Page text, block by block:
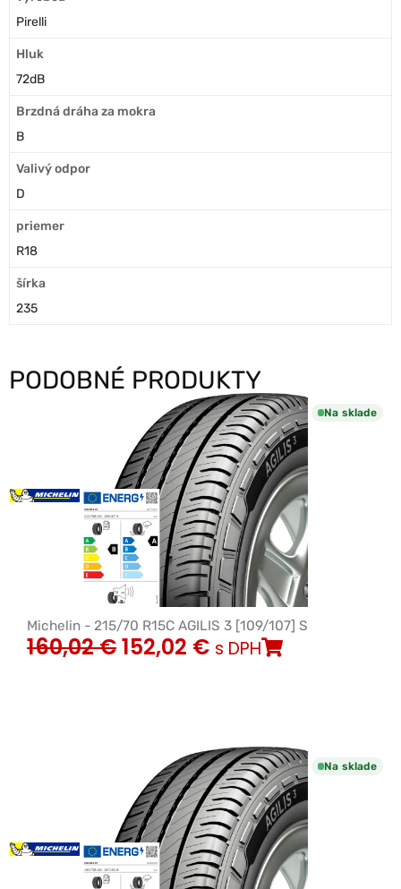
Pirelli
Hluk
72dB
Brzdná dráha za mokra
B
Valivý odpor
D
priemer
R18
šírka
235
PODOBNÉ PRODUKTY
Na sklade
Michelin - 215/70 R15C AGILIS 3 [109/107] S
160,02€152,02 € s DPH
Na sklade